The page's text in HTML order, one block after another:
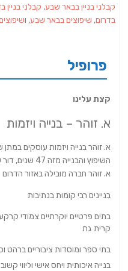
קבלני בניין בבאר שבע, קבלני בניין
בדרום, שיפוצים בבאר שבע, ו
פרופיל
קצת עלינו
א. זוהר – בנייה ויזמות
א. זוהר בנייה ויזמות עוסקים
השיפוץ והבנייה מזה 47 שנים, דור שלישי בענף הבנייה.
א. זוהר חברה מובילה באזור
בניינים רבי קומות בנתיבות
בתים פרטיים יוקרתיים צמודי
קרית גת
בתי ספר ומוסדות ציבוריים ברהט
בנייה איכותית ויחס אישי וליווי